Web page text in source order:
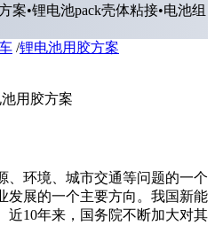
案•锂电池pack壳体粘接•电池组
/锂电池用胶方案
、环境、城市交通等问题的一个
发展的一个主要方向。我国新能
近10年来，国务院不断加大对其